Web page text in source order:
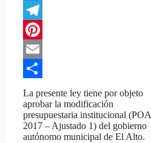
Twitter
Telegram
Pinterest
Email
Compartir
La presente ley tiene por objeto
aprobar la modificación
presupuestaria institucional (POA
2017 – Ajustado 1) del gobierno
autónomo municipal de El Alto.